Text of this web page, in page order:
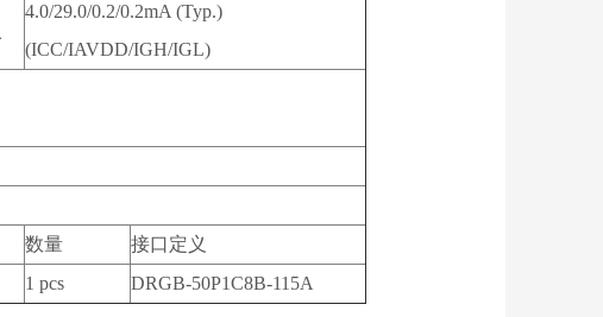
4.0/29.0/0.2/0.2mA (Typ.)
(ICC/IAVDD/IGH/IGL)
数量
接口定义
1 pcs DRGB-50P1C8B-115A